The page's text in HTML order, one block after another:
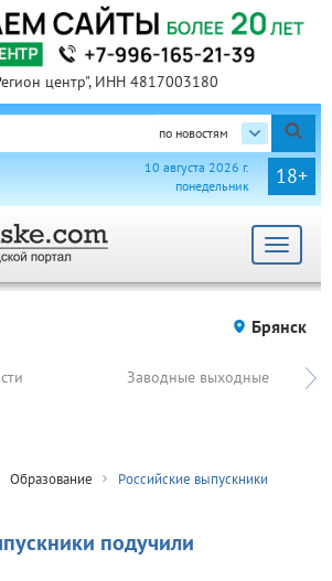
центр", ИНН 4817003180
по новостям
18+
10 августа 2026 г.
понедельник
Toggle
Брянск
Заводные выходные
Образование
Российские выпускники
подучили